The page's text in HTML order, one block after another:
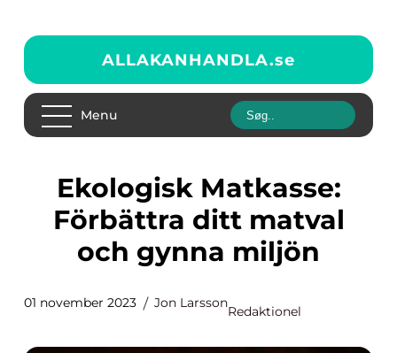
ALLAKANHANDLA.se
Menu
Ekologisk Matkasse:
Förbättra ditt matval
och gynna miljön
01 november 2023 Jon Larsson
Redaktionel